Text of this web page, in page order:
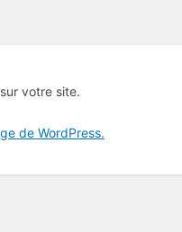
votre site.
de WordPress.